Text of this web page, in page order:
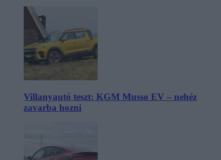
Villanyautó teszt: KGM Musso EV – nehéz
zavarba hozni